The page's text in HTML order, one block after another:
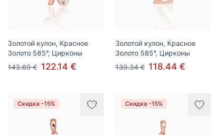
Золотой кулон, Красное
Золото 585°, Цирконы
143.69 € 122.14 €
Золотой кулон, Красное
Золото 585°, Цирконы
139.34 € 118.44 €
Скидка -15% Скидка -15%